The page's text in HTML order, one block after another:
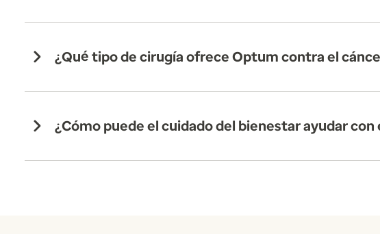
¿Qué tipo de cirugía ofrece Optum contra el
¿Cómo puede el cuidado del bienestar ayudar con